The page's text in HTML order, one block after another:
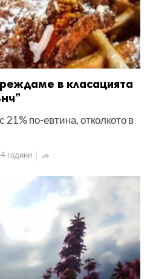
в класацията
21% по-евтина, отколкото в
години 